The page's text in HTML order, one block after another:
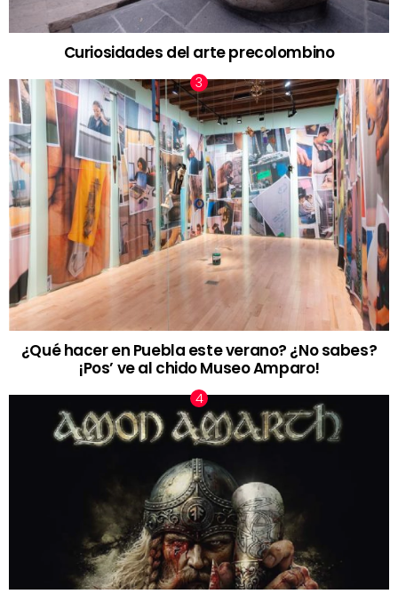
Curiosidades del arte precolombino
¿Qué hacer en Puebla este verano? ¿No sabes?
¡Pos’ ve al chido Museo Amparo!